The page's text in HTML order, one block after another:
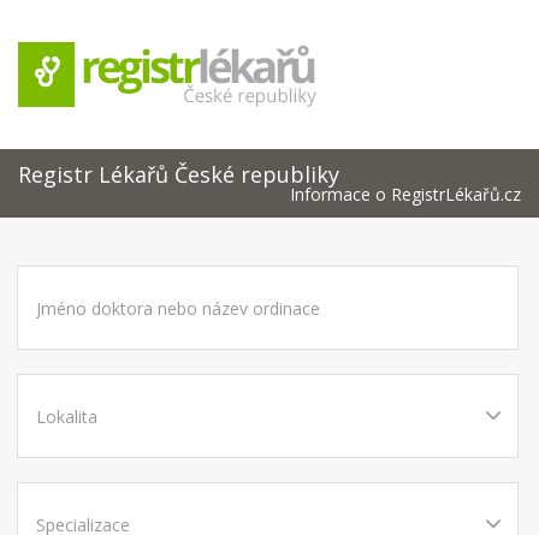
Registr Lékařů České republiky
Informace o RegistrLékařů.cz